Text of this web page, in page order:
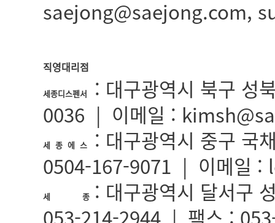
saejong@saejong.com,
직영대리점
세종디스펜서
: 대구광역시 북구
0036 | 이메일 :
세 종 에 스
: 대구광역시 중구
0504-167-9071 | 이메일 :
세 종: 대구광역시 달서구